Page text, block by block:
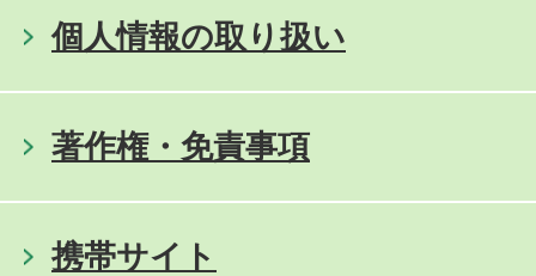
個人情報の取り扱い
著作権・免責事項
携帯サイト